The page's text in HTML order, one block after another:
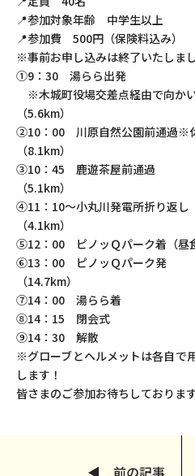
📍参加対象年齢 中学生以上
📍参加費 500円（保険料込み）
※事前お申し込みは終了いたしま
①9：30 湯らら出発
※木城町役場交差点経由で向か
（5.6km）
②10：00 川原自然公園前通過※休
（8.1km）
③10：45 鹿遊茶屋前通過
（5.1km）
④11：10～小丸川発電所折り返し
（4.1km）
⑤12：00 ピノッＱパーク着（昼
⑥13：00 ピノッＱパーク発
（14.7km）
⑦14：00 湯らら着
⑧14：15 閉会式
⑨14：30 解散
※グローブとヘルメットは各自で
します！
皆さまのご参加お待ちしておりま
◀ 前の記事